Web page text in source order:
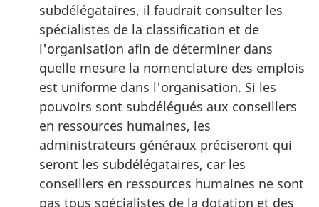
subdélégataires, il faudrait consulter les
spécialistes de la classification et de
l'organisation afin de déterminer dans
quelle mesure la nomenclature des emplois
est uniforme dans l'organisation. Si les
pouvoirs sont subdélégués aux conseillers
en ressources humaines, les
administrateurs généraux préciseront qui
seront les subdélégataires, car les
conseillers en ressources humaines ne sont
pas tous spécialistes de la dotation et des